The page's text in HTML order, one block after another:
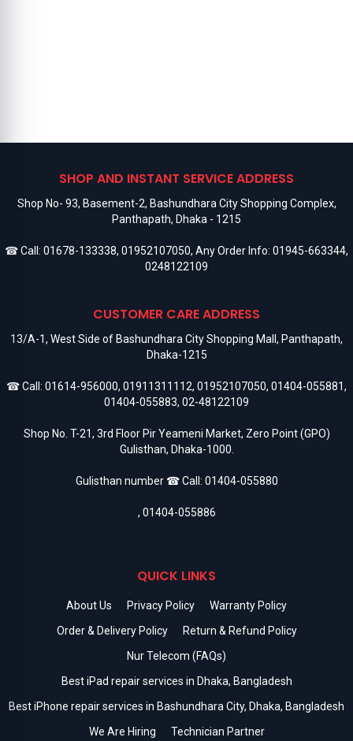
SHOP AND INSTANT SERVICE ADDRESS
Shop No- 93, Basement-2, Bashundhara City Shopping Complex,
Panthapath, Dhaka - 1215
☎ Call: 01678-133338, 01952107050, Any Order Info: 01945-663344,
0248122109
CUSTOMER CARE ADDRESS
13/A-1, West Side of Bashundhara City Shopping Mall, Panthapath,
Dhaka-1215
☎ Call: 01614-956000, 01911311112, 01952107050, 01404-055881,
01404-055883, 02-48122109
Shop No. T-21, 3rd Floor Pir Yeameni Market, Zero Point (GPO)
Gulisthan, Dhaka-1000.
Gulisthan number ☎ Call: 01404-055880
, 01404-055886
QUICK LINKS
About Us Privacy Policy
Warranty Policy
Order & Delivery Policy
Return & Refund Policy
Nur Telecom (FAQs)
Best iPad repair services in Dhaka, Bangladesh
Best iPhone repair services in Bashundhara City, Dhaka, Bangladesh
We Are Hiring
Technician Partner